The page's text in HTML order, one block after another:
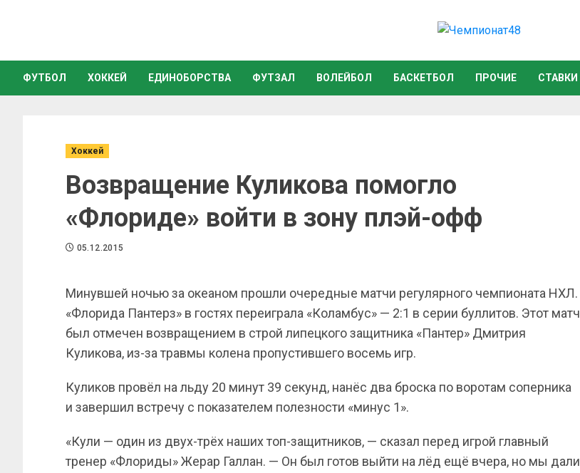
ФУТБОЛ ХОККЕЙ ЕДИНОБОРСТВА ФУТЗАЛ ВОЛЕЙБОЛ БАСКЕТБОЛ ПРОЧИЕ СТАВКИ
Хоккей
Возвращение Куликова помогло
«Флориде» войти в зону плэй-офф
05.12.2015
Минувшей ночью за океаном прошли очередные матчи регулярного чемпионата НХЛ.
«Флорида Пантерз» в гостях переиграла «Коламбус» — 2:1 в серии буллитов. Этот матч
был отмечен возвращением в строй липецкого защитника «Пантер» Дмитрия
Куликова, из-за травмы колена пропустившего восемь игр.
Куликов провёл на льду 20 минут 39 секунд, нанёс два броска по воротам соперника
и завершил встречу с показателем полезности «минус 1».
«Кули — один из двух-трёх наших топ-защитников, — сказал перед игрой главный
тренер «Флориды» Жерар Галлан. — Он был готов выйти на лёд ещё вчера, но мы дали